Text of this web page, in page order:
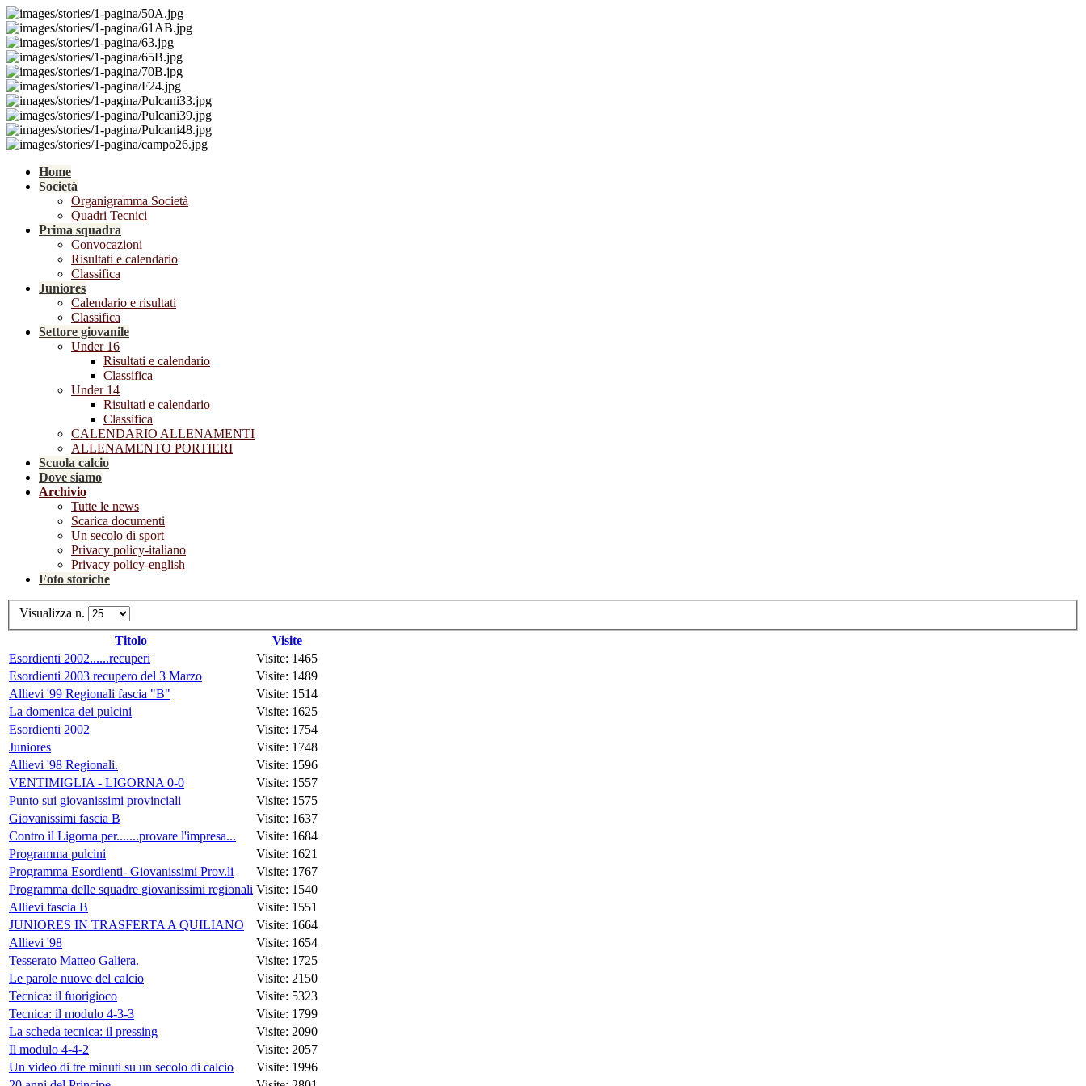
Home
Società
Organigramma Società
Quadri Tecnici
Prima squadra
Convocazioni
Risultati e calendario
Classifica
Juniores
Calendario e risultati
Classifica
Settore giovanile
Under 16
Risultati e calendario
Classifica
Under 14
Risultati e calendario
Classifica
CALENDARIO ALLENAMENTI
ALLENAMENTO PORTIERI
Scuola calcio
Dove siamo
Archivio
Tutte le news
Scarica documenti
Un secolo di sport
Privacy policy-italiano
Privacy policy-english
Foto storiche
Visualizza n.
Titolo
Visite
Esordienti 2002......recuperi
Visite: 1465
Esordienti 2003 recupero del 3 Marzo
Visite: 1489
Allievi '99 Regionali fascia "B"
Visite: 1514
La domenica dei pulcini
Visite: 1625
Esordienti 2002
Visite: 1754
Juniores
Visite: 1748
Allievi '98 Regionali.
Visite: 1596
VENTIMIGLIA - LIGORNA 0-0
Visite: 1557
Punto sui giovanissimi provinciali
Visite: 1575
Giovanissimi fascia B
Visite: 1637
Contro il Ligorna per.......provare l'impresa...
Visite: 1684
Programma pulcini
Visite: 1621
Programma Esordienti- Giovanissimi Prov.li
Visite: 1767
Programma delle squadre giovanissimi regionali Visite: 1540
Allievi fascia B
Visite: 1551
JUNIORES IN TRASFERTA A QUILIANO
Visite: 1664
Allievi '98
Visite: 1654
Tesserato Matteo Galiera.
Visite: 1725
Le parole nuove del calcio
Visite: 2150
Tecnica: il fuorigioco
Visite: 5323
Tecnica: il modulo 4-3-3
Visite: 1799
La scheda tecnica: il pressing
Visite: 2090
Il modulo 4-4-2
Visite: 2057
Un video di tre minuti su un secolo di calcio
Visite: 1996